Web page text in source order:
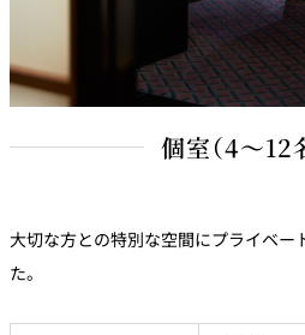
個室（4～12
大切な方との特別な空間にプライベー
た。